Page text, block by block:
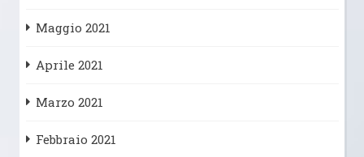
Maggio 2021
Aprile 2021
Marzo 2021
Febbraio 2021